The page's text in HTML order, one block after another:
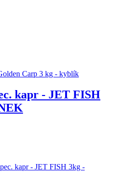
Carp 3 kg - kyblík
kapr - JET FISH
kapr - JET FISH 3kg -